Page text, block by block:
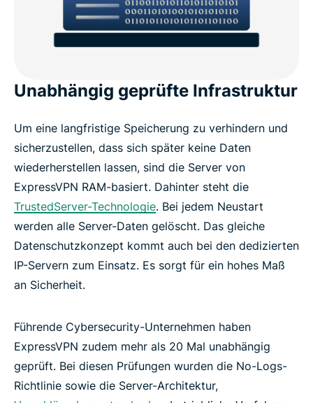
Unabhängig geprüfte Infrastruktur
Um eine langfristige Speicherung zu verhindern und
sicherzustellen, dass sich später keine Daten
wiederherstellen lassen, sind die Server von
ExpressVPN RAM-basiert. Dahinter steht die
TrustedServer-Technologie. Bei jedem Neustart
werden alle Server-Daten gelöscht. Das gleiche
Datenschutzkonzept kommt auch bei den dedizierten
IP-Servern zum Einsatz. Es sorgt für ein hohes Maß
an Sicherheit.
Führende Cybersecurity-Unternehmen haben
ExpressVPN zudem mehr als 20 Mal unabhängig
geprüft. Bei diesen Prüfungen wurden die No-Logs-
Richtlinie sowie die Server-Architektur,